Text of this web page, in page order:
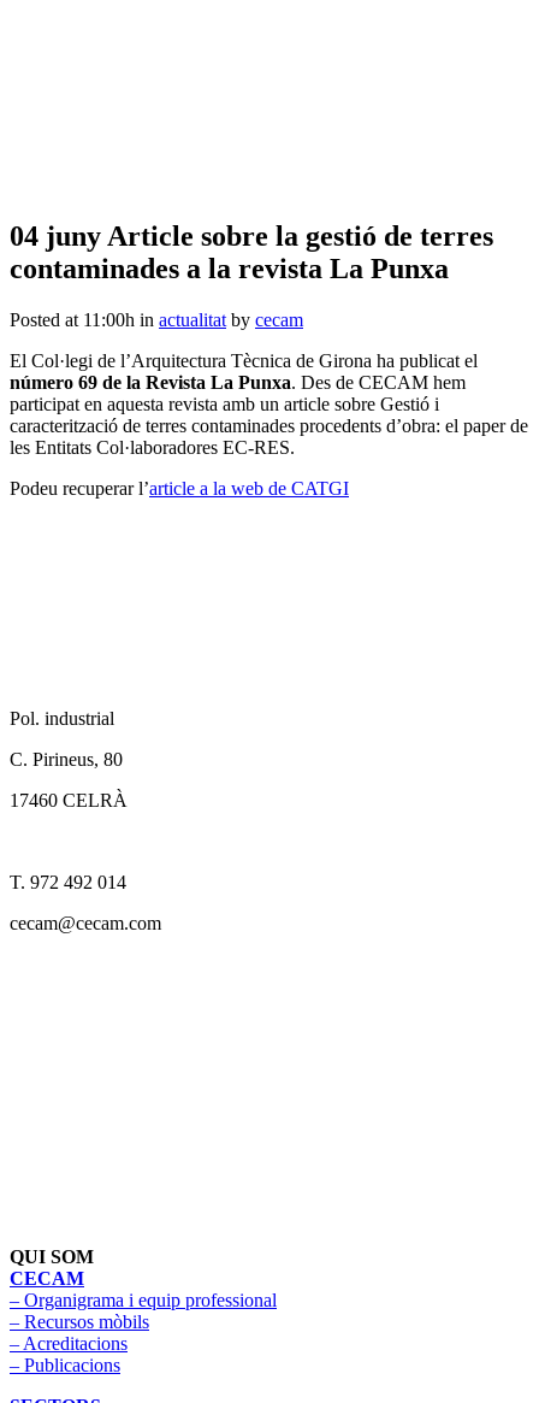
04 junyArticle sobre la gestió de terres
contaminades a la revista La Punxa
Posted at 11:00h in actualitat by cecam
El Col·legi de l’Arquitectura Tècnica de Girona ha publicat el
número 69 de la Revista La Punxa. Des de CECAM hem
participat en aquesta revista amb un article sobre Gestió i
caracterització de terres contaminades procedents d’obra: el paper de
les Entitats Col·laboradores EC-RES.
Podeu recuperar l’article a la web de CATGI
Pol. industrial
C. Pirineus, 80
17460 CELRÀ
T. 972 492 014
cecam@cecam.com
QUI SOM
CECAM
– Organigrama i equip professional
– Recursos mòbils
– Acreditacions
– Publicacions